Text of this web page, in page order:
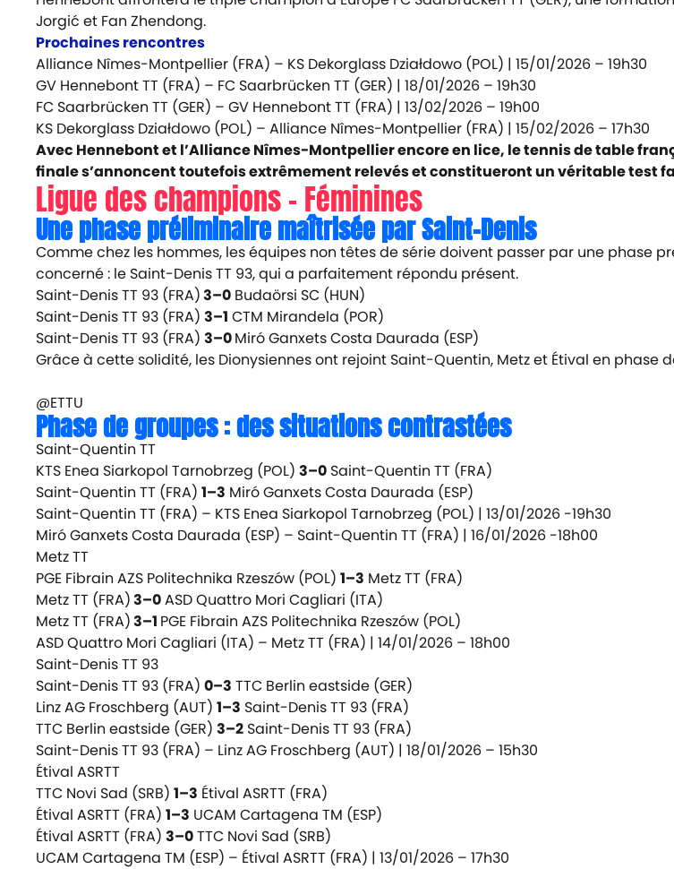
Jorgić et Fan Zhendong.
Prochaines rencontres
Alliance Nîmes-Montpellier (FRA) – KS Dekorglass Działdowo (POL) | 15/01/2026 – 19h30
GV Hennebont TT (FRA) – FC Saarbrücken TT (GER) | 18/01/2026 – 19h30
FC Saarbrücken TT (GER) – GV Hennebont TT (FRA) | 13/02/2026 – 19h00
KS Dekorglass Działdowo (POL) – Alliance Nîmes-Montpellier (FRA) | 15/02/2026 – 17h30
Avec Hennebont et l’Alliance Nîmes-Montpellier encore en lice, le tennis de table
finale s’annoncent toutefois extrêmement relevés et constitueront un véritable test
Ligue des champions – Féminines
Une phase préliminaire maîtrisée par Saint-Denis
Comme chez les hommes, les équipes non têtes de série doivent passer par une phase
concerné : le Saint-Denis TT 93, qui a parfaitement répondu présent.
Saint-Denis TT 93 (FRA)3–0 Budaörsi SC (HUN)
Saint-Denis TT 93 (FRA) 3–1 CTM Mirandela (POR)
Saint-Denis TT 93 (FRA) 3–0Miró Ganxets Costa Daurada (ESP)
Grâce à cette solidité, les Dionysiennes ont rejoint Saint-Quentin, Metz et Étival en phase
@ETTU
Phase de groupes : des situations contrastées
Saint-Quentin TT
KTS Enea Siarkopol Tarnobrzeg (POL) 3–0 Saint-Quentin TT (FRA)
Saint-Quentin TT (FRA) 1–3 Miró Ganxets Costa Daurada (ESP)
Saint-Quentin TT (FRA) – KTS Enea Siarkopol Tarnobrzeg (POL) | 13/01/2026 -19h30
Miró Ganxets Costa Daurada (ESP) – Saint-Quentin TT (FRA) | 16/01/2026 -18h00
Metz TT
PGE Fibrain AZS Politechnika Rzeszów (POL) 1–3 Metz TT (FRA)
Metz TT (FRA)3–0ASD Quattro Mori Cagliari (ITA)
Metz TT (FRA)3–1 PGE Fibrain AZS Politechnika Rzeszów (POL)
ASD Quattro Mori Cagliari (ITA) – Metz TT (FRA) | 14/01/2026 – 18h00
Saint-Denis TT 93
Saint-Denis TT 93 (FRA) 0–3 TTC Berlin eastside (GER)
Linz AG Froschberg (AUT) 1–3 Saint-Denis TT 93 (FRA)
TTC Berlin eastside (GER) 3–2 Saint-Denis TT 93 (FRA)
Saint-Denis TT 93 (FRA) – Linz AG Froschberg (AUT) | 18/01/2026 – 15h30
Étival ASRTT
TTC Novi Sad (SRB) 1–3 Étival ASRTT (FRA)
Étival ASRTT (FRA) 1–3 UCAM Cartagena TM (ESP)
Étival ASRTT (FRA) 3–0TTC Novi Sad (SRB)
UCAM Cartagena TM (ESP) – Étival ASRTT (FRA) | 13/01/2026 – 17h30